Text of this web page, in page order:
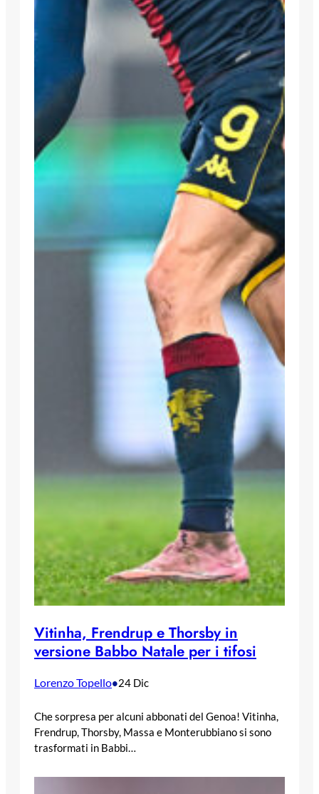
Vitinha, Frendrup e Thorsby in
versione Babbo Natale per i tifosi
Lorenzo Topello•24 Dic
Che sorpresa per alcuni abbonati del Genoa! Vitinha,
Frendrup, Thorsby, Massa e Monterubbiano si sono
trasformati in Babbi…